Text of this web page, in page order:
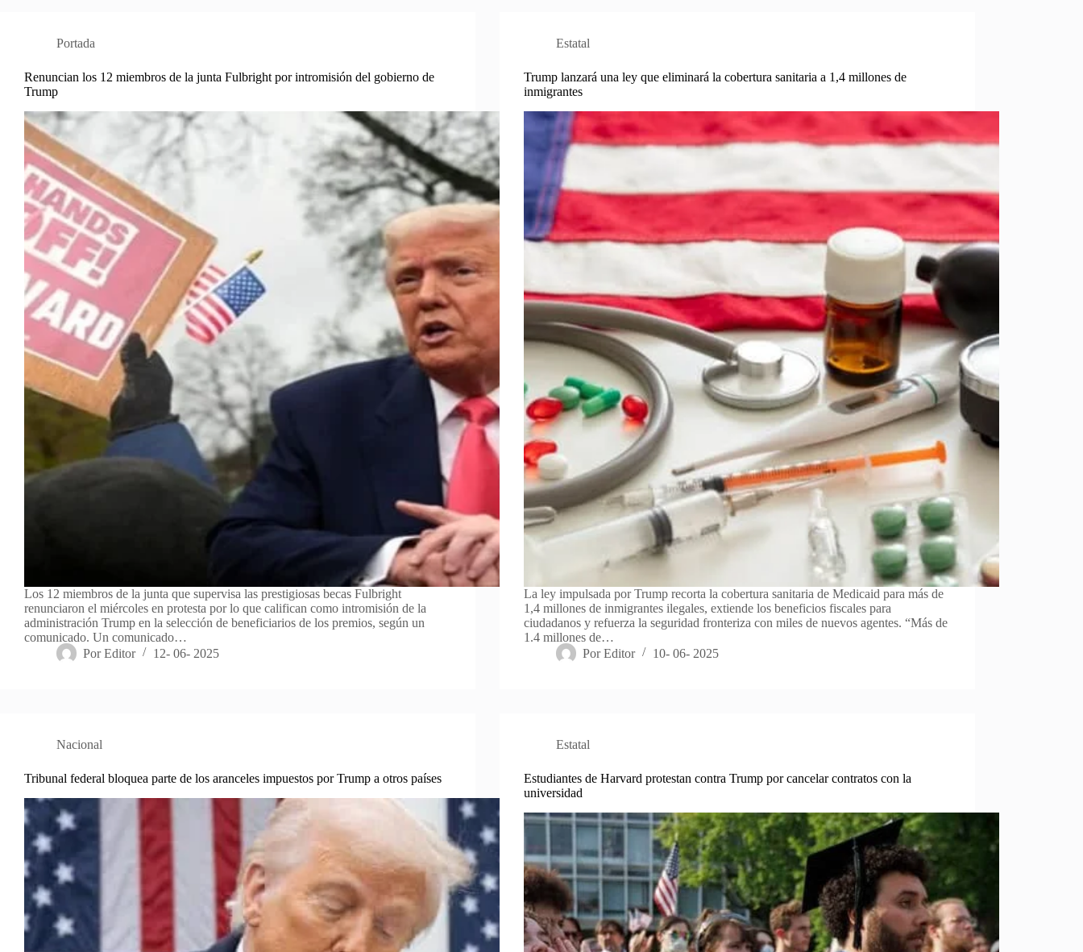
Portada
Renuncian los 12 miembros de la junta Fulbright por intromisión del gobierno de
Trump
Los 12 miembros de la junta que supervisa las prestigiosas becas Fulbright
renunciaron el miércoles en protesta por lo que califican como intromisión de la
administración Trump en la selección de beneficiarios de los premios, según un
comunicado. Un comunicado…
Por Editor 12- 06- 2025
Estatal
Trump lanzará una ley que eliminará la cobertura sanitaria a 1,4 millones de
inmigrantes
La ley impulsada por Trump recorta la cobertura sanitaria de Medicaid para más de
1,4 millones de inmigrantes ilegales, extiende los beneficios fiscales para
ciudadanos y refuerza la seguridad fronteriza con miles de nuevos agentes. “Más de
1.4 millones de…
Por Editor 10- 06- 2025
Nacional
Tribunal federal bloquea parte de los aranceles impuestos por Trump a otros países
Estatal
Estudiantes de Harvard protestan contra Trump por cancelar contratos con la
universidad